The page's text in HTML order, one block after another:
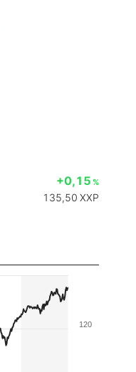
+0,15 %
135,50 XXP
120